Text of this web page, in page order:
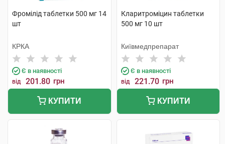
Фромілід таблетки 500 мг 14
шт
КРКА
Є в наявності
від 201.80 грн
КУПИТИ
Кларитроміцин таблетки
500 мг 10 шт
Київмедпрепарат
Є в наявності
від 221.70 грн
КУПИТИ